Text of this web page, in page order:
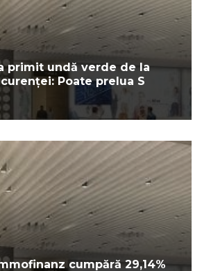
primit undă verde de la
Poate prelua S
cumpără 29,14%